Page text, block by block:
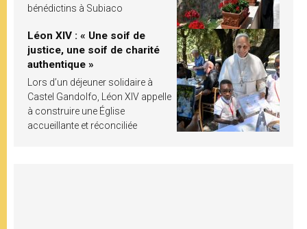
bénédictins à Subiaco
Léon XIV : « Une soif de
justice, une soif de charité
authentique »
Lors d’un déjeuner solidaire à
Castel Gandolfo, Léon XIV appelle
à construire une Église
accueillante et réconciliée